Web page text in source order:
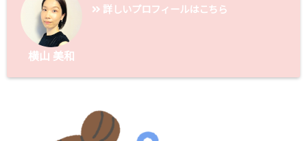
横山 美和
詳しいプロフィールはこちら